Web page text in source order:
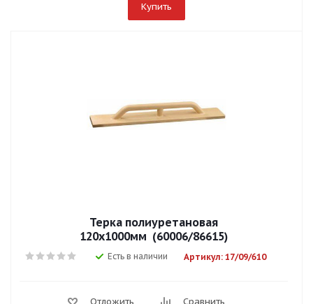
Купить
Терка полиуретановая
120х1000мм (60006/86615)
Есть в наличии Артикул: 17/09/610
Отложить Сравнить